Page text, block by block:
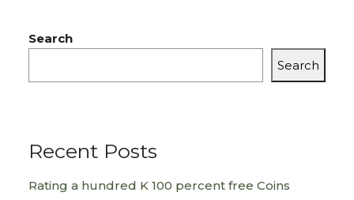
Search
Search
Recent Posts
Rating a hundred K 100 percent free Coins